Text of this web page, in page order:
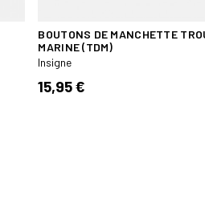
BOUTONS DE MANCHETTE
MARINE (TDM)
Insigne
15,95 €